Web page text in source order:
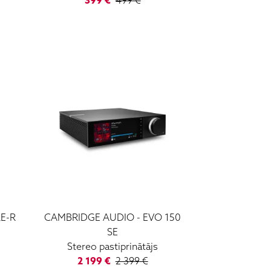
R CAMBRIDGE AUDIO - EVO 150
SE
Stereo pastiprinātājs
2 199€ 2 399€